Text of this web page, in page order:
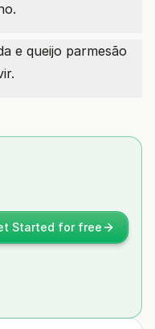
e queijo parmesão
Started for free